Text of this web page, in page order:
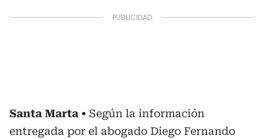
Santa Marta
Según la información
entregada por el abogado Diego Fernando